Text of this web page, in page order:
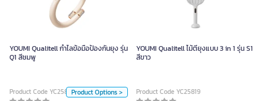
YOUMI Qualitell กำไลข้อมือป้องกันยุง รุ่น
Q1 สีชมพู
Product Code YC25816Product Options >
YOUMI Qualitell กำไลข้อมือป้องกัน
Pink
Green
YOUMI Qualitell ไม้ตียุงแบบ 3 in 1 รุ่น S1
สีขาว
Product Code YC25819